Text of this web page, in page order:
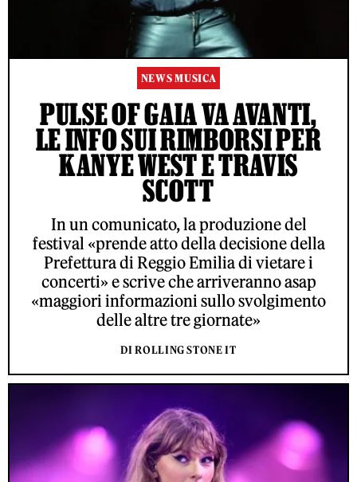
NEWS MUSICA
PULSE OF GAIA VA AVANTI,
LE INFO SUI RIMBORSI PER
KANYE WEST E TRAVIS
SCOTT
In un comunicato, la produzione del
festival «prende atto della decisione della
Prefettura di Reggio Emilia di vietare i
concerti» e scrive che arriveranno asap
«maggiori informazioni sullo svolgimento
delle altre tre giornate»
DI ROLLING STONE IT